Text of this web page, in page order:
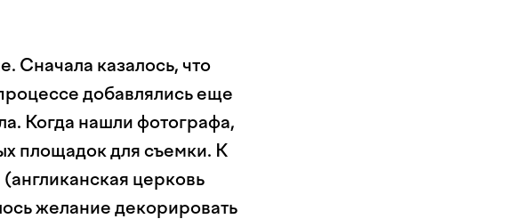
Сначала казалось, что
добавлялись еще
Когда нашли фотографа,
площадок для съемки. К
церковь
желание декорировать